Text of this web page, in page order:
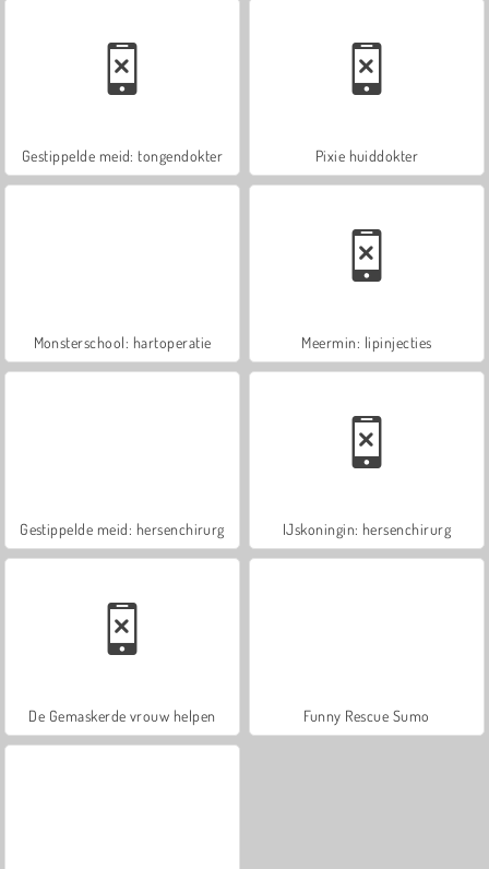
Gestippelde meid: tongendokter Pixie huiddokter
Monsterschool: hartoperatie Meermin: lipinjecties
Gestippelde meid: hersenchirurg IJskoningin: hersenchirurg
De Gemaskerde vrouw helpen Funny Rescue Sumo